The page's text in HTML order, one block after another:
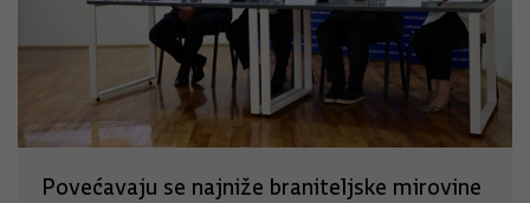
Povećavaju se najniže braniteljske mirovine